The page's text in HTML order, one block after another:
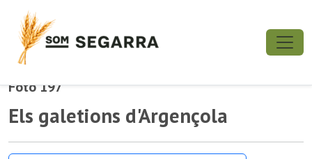
Foto 197
Els galetions d'Argençola